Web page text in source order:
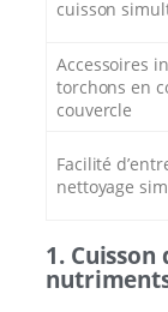
cuisson
Accessoires
torchons en
couvercle
Facilité
nettoyage
1.